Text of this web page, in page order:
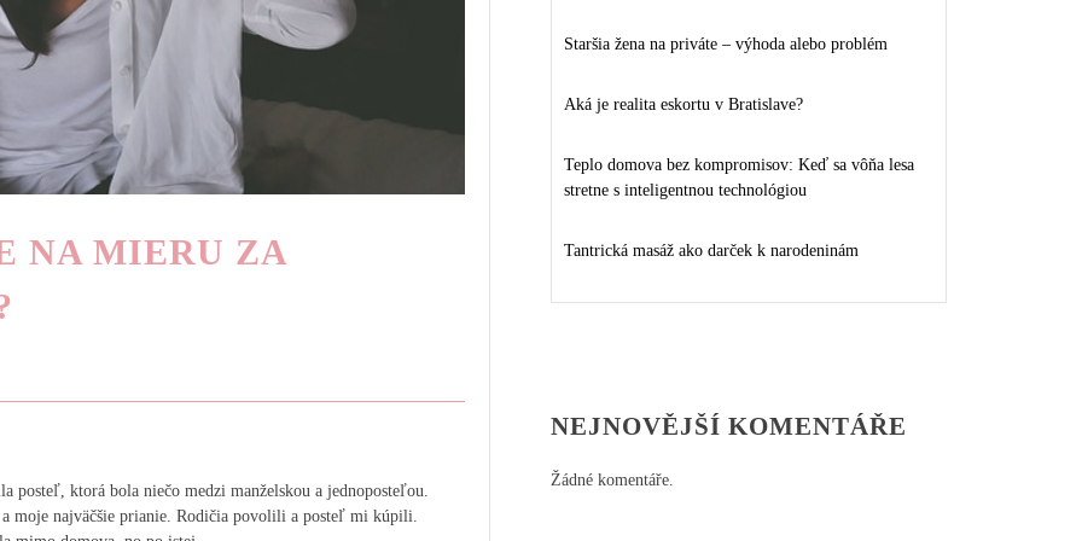
NA MIERU ZA
ktorá bola niečo medzi manželskou a jednoposteľou.
moje najväčšie prianie. Rodičia povolili a posteľ mi kúpili.
Staršia žena na priváte – výhoda alebo problém
Aká je realita eskortu v Bratislave?
Teplo domova bez kompromisov: Keď sa vôňa lesa
stretne s inteligentnou technológiou
Tantrická masáž ako darček k narodeninám
NEJNOVĚJŠÍ KOMENTÁŘE
Žádné komentáře.